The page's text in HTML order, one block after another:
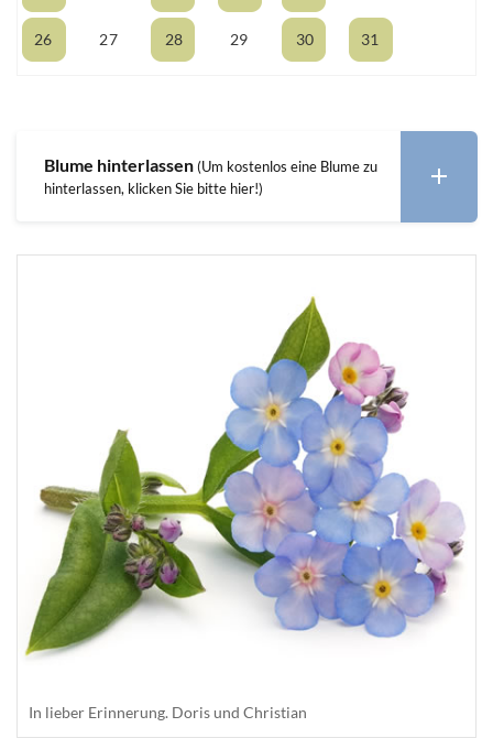
26 27 28 29 30 31
Blume hinterlassen (Um kostenlos eine Blume zu
hinterlassen, klicken Sie bitte hier!)
In lieber Erinnerung. Doris und Christian